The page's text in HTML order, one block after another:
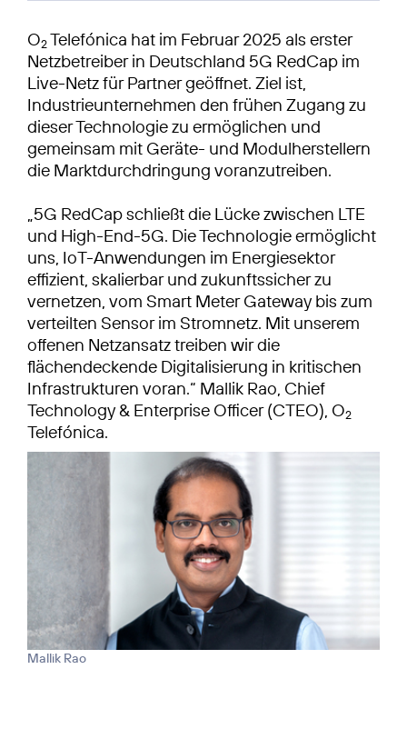
O2Telefónica hat im Februar 2025 als erster
Netzbetreiber in Deutschland 5G RedCap im
Live-Netz für Partner geöffnet. Ziel ist,
Industrieunternehmen den frühen Zugang zu
dieser Technologie zu ermöglichen und
gemeinsam mit Geräte- und Modulherstellern
die Marktdurchdringung voranzutreiben.
„5G RedCap schließt die Lücke zwischen LTE
und High-End-5G. Die Technologie ermöglicht
uns, IoT-Anwendungen im Energiesektor
effizient, skalierbar und zukunftssicher zu
vernetzen, vom Smart Meter Gateway bis zum
verteilten Sensor im Stromnetz. Mit unserem
offenen Netzansatz treiben wir die
flächendeckende Digitalisierung in kritischen
Infrastrukturen voran.“ Mallik Rao, Chief
Technology & Enterprise Officer (CTEO), O2
Telefónica.
Mallik Rao